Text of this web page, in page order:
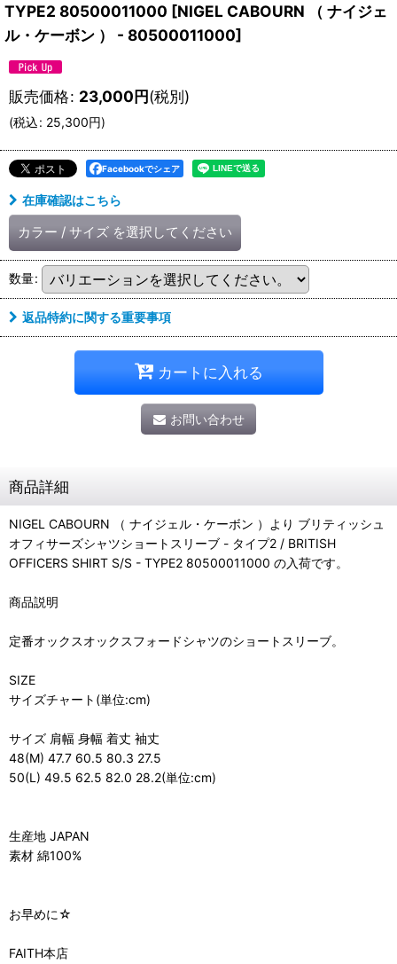
TYPE2 80500011000 [NIGEL CABOURN （ ナイジェ
ル・ケーボン ） - 80500011000]
販売価格: 23,000円(税別)
(税込: 25,300円)
Facebookでシェア
在庫確認はこちら
カラー / サイズ を選択してください
数量:
返品特約に関する重要事項
カートに入れる
お問い合わせ
商品詳細
NIGEL CABOURN （ ナイジェル・ケーボン ）より ブリティッシュ
オフィサーズシャツショートスリーブ - タイプ2 / BRITISH
OFFICERS SHIRT S/S - TYPE2 80500011000 の入荷です。
商品説明
定番オックスオックスフォードシャツのショートスリーブ。
SIZE
サイズチャート(単位:cm)
サイズ 肩幅 身幅 着丈 袖丈
48(M) 47.7 60.5 80.3 27.5
50(L) 49.5 62.5 82.0 28.2(単位:cm)
生産地 JAPAN
素材 綿100%
お早めに☆
FAITH本店